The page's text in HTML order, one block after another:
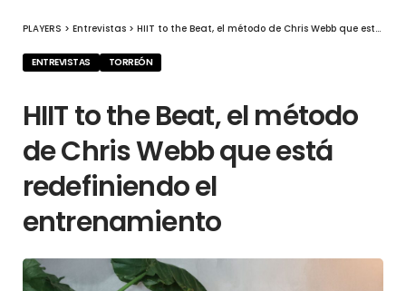
PLAYERS > Entrevistas > HIIT to the Beat, el método de Chris Webb que está redefiniendo el entrenamiento
ENTREVISTAS TORREÓN
HIIT to the Beat, el método
de Chris Webb que está
redefiniendo el
entrenamiento